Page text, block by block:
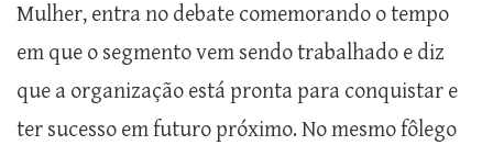
Mulher, entra no debate comemorando o tempo
em que o segmento vem sendo trabalhado e diz
que a organização está pronta para conquistar e
ter sucesso em futuro próximo. No mesmo fôlego